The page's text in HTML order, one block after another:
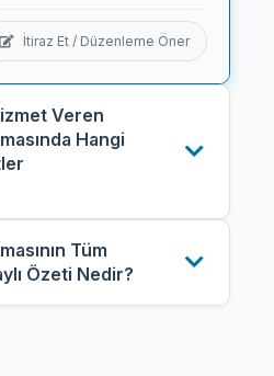
İtiraz Et / Düzenleme Öner
Veren
Hangi
Tüm
Özeti Nedir?